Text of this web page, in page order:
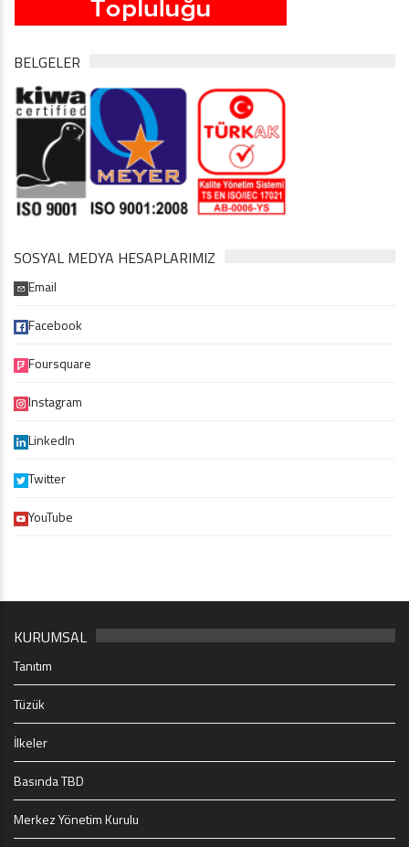
BELGELER
SOSYAL MEDYA HESAPLARIMIZ
Email
Facebook
Foursquare
Instagram
LinkedIn
Twitter
YouTube
KURUMSAL
Tanıtım
Tüzük
İlkeler
Basında TBD
Merkez Yönetim Kurulu